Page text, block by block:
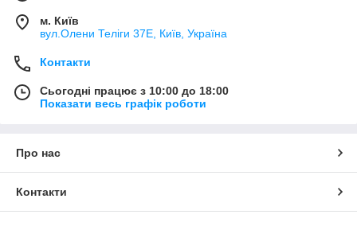
м. Київ
вул.Олени Теліги 37Е, Київ, Україна
Контакти
Сьогодні працює з 10:00 до 18:00
Показати весь графік роботи
Про нас
Контакти